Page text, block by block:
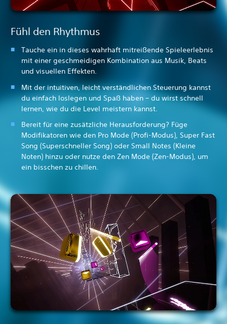
Fühl den Rhythmus
Tauche ein in dieses wahrhaft mitreißende Spieleerlebnis
mit einer geschmeidigen Kombination aus Musik, Beats
und visuellen Effekten.
Mit der intuitiven, leicht verständlichen Steuerung kannst
du einfach loslegen und Spaß haben – du wirst schnell
lernen, wie du die Level meistern kannst.
Bereit für eine zusätzliche Herausforderung? Füge
Modifikatoren wie den Pro Mode (Profi-Modus), Super Fast
Song (Superschneller Song) oder Small Notes (Kleine
Noten) hinzu oder nutze den Zen Mode (Zen-Modus), um
ein bisschen zu chillen.